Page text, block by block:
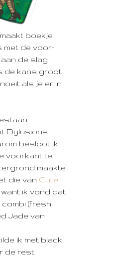
boekje
met de voor-
de slag
de kans groot
als je er in
Dylusions
besloot ik
voorkant te
maakte
die van Cute
want ik vond dat
(fresh
Jade van
ik met black
de rest